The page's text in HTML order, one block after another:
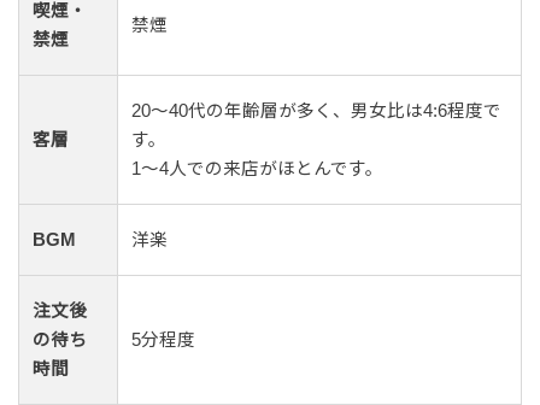
喫煙・
禁煙
禁煙
客層
20〜40代の年齢層が多く、男女比は4:6程度で
す。
1〜4人での来店がほとんです。
BGM 洋楽
注文後
の待ち
時間
5分程度